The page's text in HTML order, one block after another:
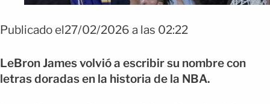
Publicado el27/02/2026 a las 02:22
LeBron James volvió a escribir su nombre con
letras doradas en la historia de la NBA.